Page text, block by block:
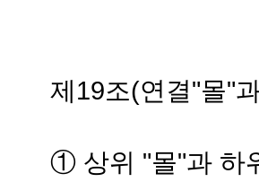
제19조(연결"몰"
① 상위 "몰"과 하